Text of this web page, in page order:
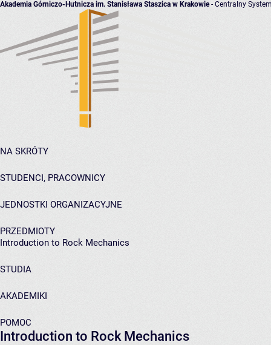
Akademia Górniczo-Hutnicza im. Stanisława Staszica w Krakowie- Centralny
NA SKRÓTY
STUDENCI, PRACOWNICY
JEDNOSTKI ORGANIZACYJNE
PRZEDMIOTY
Introduction to Rock Mechanics
STUDIA
AKADEMIKI
POMOC
Introduction to Rock Mechanics